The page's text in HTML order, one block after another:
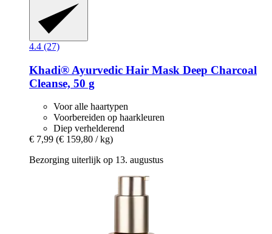
4.4 (27)
Khadi® Ayurvedic Hair Mask Deep Charcoal
Cleanse, 50 g
Voor alle haartypen
Voorbereiden op haarkleuren
Diep verhelderend
€ 7,99 (€ 159,80 / kg)
Bezorging uiterlijk op 13. augustus